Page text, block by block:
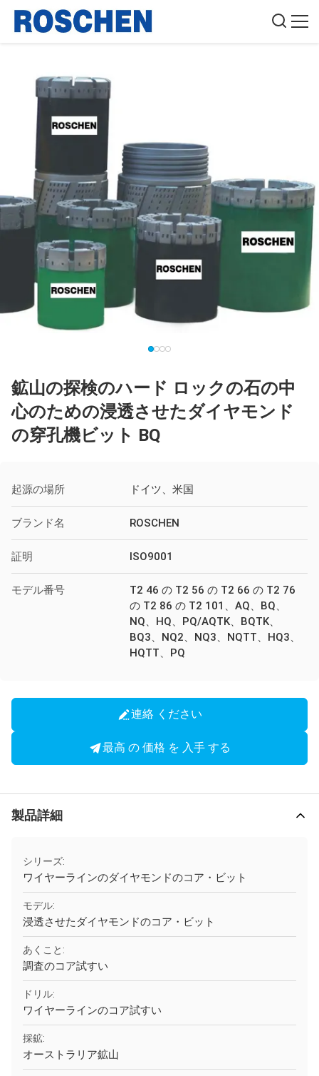
鉱山の探検のハード ロックの石の中
心のための浸透させたダイヤモンド
の穿孔機ビット BQ
起源の場所 ドイツ、米国
ブランド名 ROSCHEN
証明 ISO9001
モデル番号
T2 46 の T2 56 の T2 66 の T2 76
の T2 86 の T2 101、AQ、BQ、
NQ、HQ、PQ/AQTK、BQTK、
BQ3、NQ2、NQ3、NQTT、HQ3、
HQTT、PQ
連絡 ください
最高 の 価格 を 入手 する
製品詳細
シリーズ:
ワイヤーラインのダイヤモンドのコア・ビット
モデル:
浸透させたダイヤモンドのコア・ビット
あくこと:
調査のコア試すい
ドリル:
ワイヤーラインのコア試すい
採鉱:
オーストラリア鉱山